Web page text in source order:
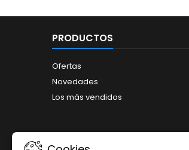
PRODUCTOS
Ofertas
Novedades
Los más vendidos